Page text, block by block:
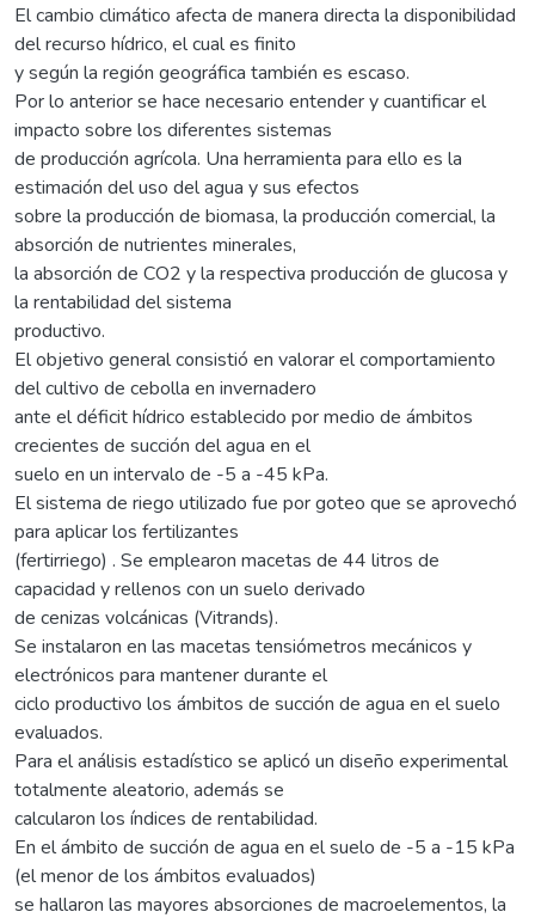
El cambio climático afecta de manera directa la disponibilidad
del recurso hídrico, el cual es finito
y según la región geográfica también es escaso.
Por lo anterior se hace necesario entender y cuantificar el
impacto sobre los diferentes sistemas
de producción agrícola. Una herramienta para ello es la
estimación del uso del agua y sus efectos
sobre la producción de biomasa, la producción comercial, la
absorción de nutrientes minerales,
la absorción de CO2 y la respectiva producción de glucosa y
la rentabilidad del sistema
productivo.
El objetivo general consistió en valorar el comportamiento
del cultivo de cebolla en invernadero
ante el déficit hídrico establecido por medio de ámbitos
crecientes de succión del agua en el
suelo en un intervalo de -5 a -45 kPa.
El sistema de riego utilizado fue por goteo que se aprovechó
para aplicar los fertilizantes
(fertirriego) . Se emplearon macetas de 44 litros de
capacidad y rellenos con un suelo derivado
de cenizas volcánicas (Vitrands).
Se instalaron en las macetas tensiómetros mecánicos y
electrónicos para mantener durante el
ciclo productivo los ámbitos de succión de agua en el suelo
evaluados.
Para el análisis estadístico se aplicó un diseño experimental
totalmente aleatorio, además se
calcularon los índices de rentabilidad.
En el ámbito de succión de agua en el suelo de -5 a -15 kPa
(el menor de los ámbitos evaluados)
se hallaron las mayores absorciones de macroelementos, la